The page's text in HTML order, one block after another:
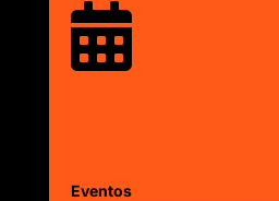

Eventos